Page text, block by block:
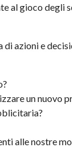
al gioco degli
di azioni e
un nuovo
alle nostre